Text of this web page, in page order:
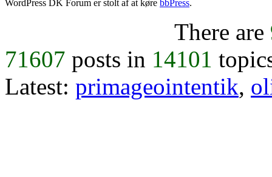
WordPress DK Forum er stolt af at køre bbPress.
There are
71607 posts in 14101
Latest: primageointentik,